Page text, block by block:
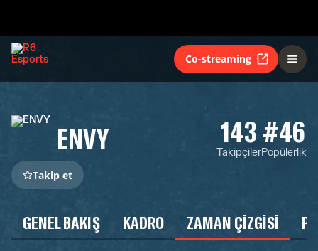
Co-streaming
ENVY 143
Takipçiler
#46
Popülerlik
Takip et
GENEL BAKIŞ KADRO ZAMAN ÇIZGISI